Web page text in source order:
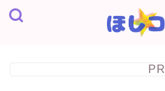
PR